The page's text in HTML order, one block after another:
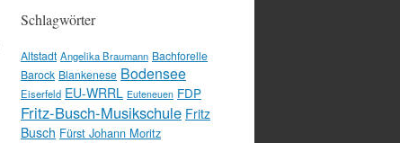
Schlagwörter
Altstadt Angelika Braumann Bachforelle
Barock Blankenese Bodensee
Eiserfeld EU-WRRL Euteneuen FDP
Fritz-Busch-Musikschule Fritz
Busch Fürst Johann Moritz